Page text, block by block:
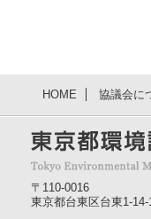
HOME 協議会に
〒110-0016
東京都台東区台東1-